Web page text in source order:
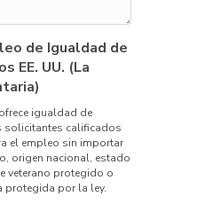
de Igualdad de
EE. UU. (La
igualdad de
calificados
el empleo sin importar
origen nacional, estado
veterano protegido o
protegida por la ley.